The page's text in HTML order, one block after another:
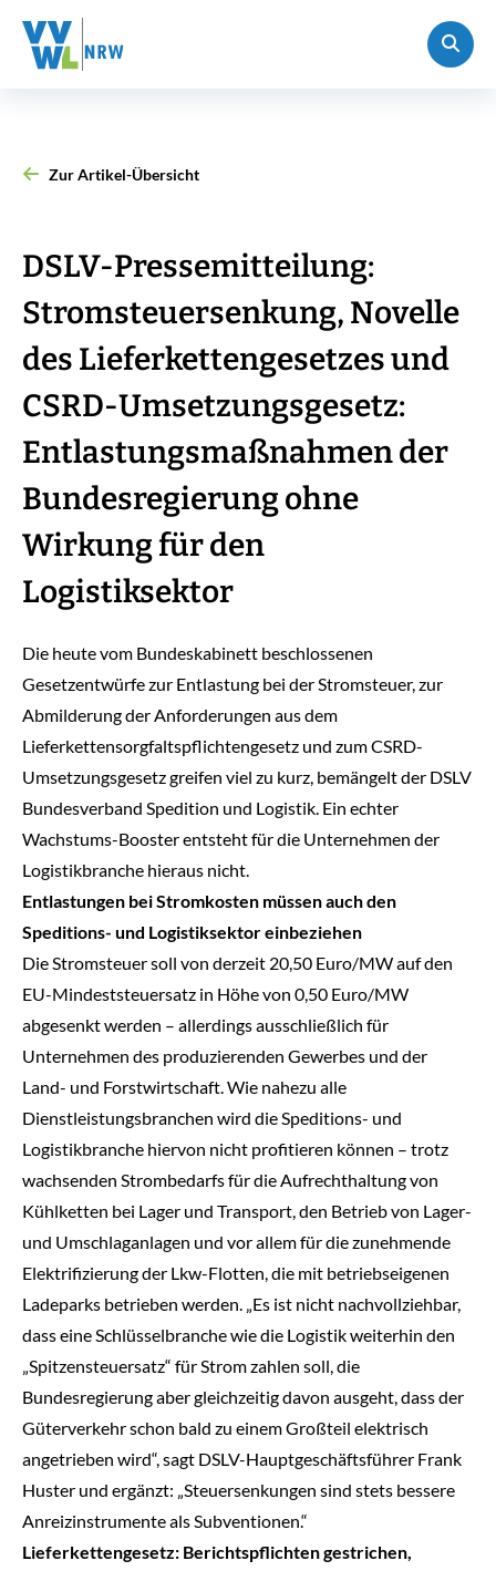
Zur Artikel-Übersicht
DSLV-Pressemitteilung:
Stromsteuersenkung, Novelle
des Lieferkettengesetzes und
CSRD-Umsetzungsgesetz:
Entlastungsmaßnahmen der
Bundesregierung ohne
Wirkung für den
Logistiksektor
Die heute vom Bundeskabinett beschlossenen
Gesetzentwürfe zur Entlastung bei der Stromsteuer, zur
Abmilderung der Anforderungen aus dem
Lieferkettensorgfaltspflichtengesetz und zum CSRD-
Umsetzungsgesetz greifen viel zu kurz, bemängelt der DSLV
Bundesverband Spedition und Logistik. Ein echter
Wachstums-Booster entsteht für die Unternehmen der
Logistikbranche hieraus nicht.
Entlastungen bei Stromkosten müssen auch den
Speditions- und Logistiksektor einbeziehen
Die Stromsteuer soll von derzeit 20,50 Euro/MW auf den
EU-Mindeststeuersatz in Höhe von 0,50 Euro/MW
abgesenkt werden – allerdings ausschließlich für
Unternehmen des produzierenden Gewerbes und der
Land- und Forstwirtschaft. Wie nahezu alle
Dienstleistungsbranchen wird die Speditions- und
Logistikbranche hiervon nicht profitieren können – trotz
wachsenden Strombedarfs für die Aufrechthaltung von
Kühlketten bei Lager und Transport, den Betrieb von Lager-
und Umschlaganlagen und vor allem für die zunehmende
Elektrifizierung der Lkw-Flotten, die mit betriebseigenen
Ladeparks betrieben werden. „Es ist nicht nachvollziehbar,
dass eine Schlüsselbranche wie die Logistik weiterhin den
„Spitzensteuersatz“ für Strom zahlen soll, die
Bundesregierung aber gleichzeitig davon ausgeht, dass der
Güterverkehr schon bald zu einem Großteil elektrisch
angetrieben wird“, sagt DSLV-Hauptgeschäftsführer Frank
Huster und ergänzt: „Steuersenkungen sind stets bessere
Anreizinstrumente als Subventionen.“
Lieferkettengesetz: Berichtspflichten gestrichen,